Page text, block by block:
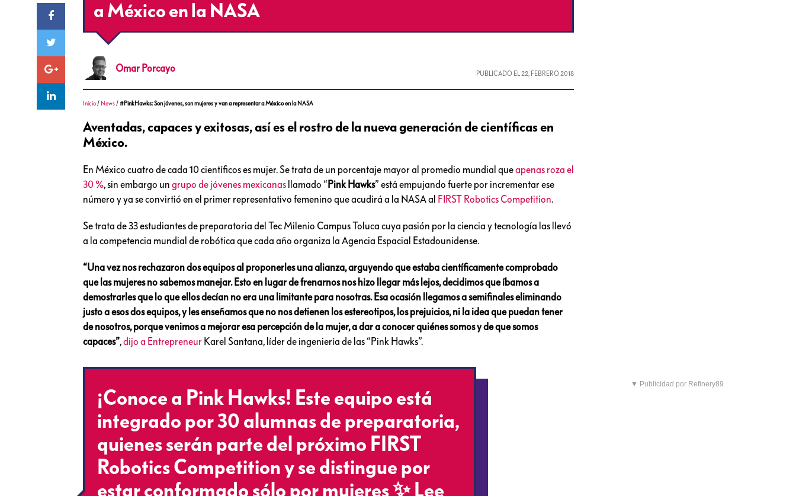
a México en la NASA
Omar Porcayo PUBLICADO EL 22, FEBRERO 2018
Inicio / News /#PinkHawks: Son jóvenes, son mujeres y van a representar a México en la NASA
Aventadas, capaces y exitosas, así es el rostro de la nueva generación de científicas en
México.
En México cuatro de cada 10 científicos es mujer. Se trata de un porcentaje mayor al promedio mundial queapenas roza el
30 %, sin embargo ungrupo de jóvenes mexicanas llamado “ Pink Hawks” está empujando fuerte por incrementar ese
número y ya se convirtió en el primer representativo femenino que acudirá a la NASA al
FIRST Robotics Competition.
Se trata de 33 estudiantes de preparatoria del Tec Milenio Campus Toluca cuya pasión por la ciencia y tecnología las llevó
a la competencia mundial de robótica que cada año organiza la Agencia Espacial Estadounidense.
“Una vez nos rechazaron dos equipos al proponerles una alianza, arguyendo que estaba científicamente comprobado
que las mujeres no sabemos manejar. Esto en lugar de frenarnos nos hizo llegar más lejos, decidimos que íbamos a
demostrarles que lo que ellos decían no era una limitante para nosotras. Esa ocasión llegamos a semifinales eliminando
justo a esos dos equipos, y les enseñamos que no nos detienen los estereotipos, los prejuicios, ni la idea que puedan tener
de nosotros, porque venimos a mejorar esa percepción de la mujer, a dar a conocer quiénes somos y de que somos
capaces”,dijo a Entrepreneur Karel Santana, líder de ingeniería de las “Pink Hawks”.
¡Conoce a Pink Hawks! Este equipo está
integrado por 30 alumnas de preparatoria,
quienes serán parte del próximo FIRST
Robotics Competition y se distingue por
estar conformado sólo por mujeres ✨ Lee
▼ Publicidad por Refinery89